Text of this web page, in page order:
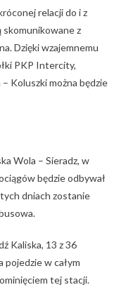
relacji do i z
skomunikowane z
Dzięki wzajemnemu
PKP Intercity,
Koluszki można będzie
Wola – Sieradz, w
będzie odbywał
dniach zostanie
Kaliska, 13 z 36
pojedzie w całym
tej stacji.